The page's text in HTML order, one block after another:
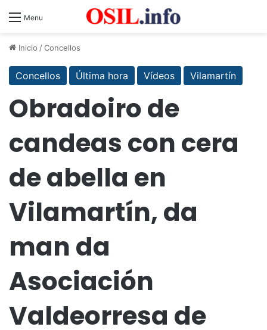
Menu
Inicio /Concellos
Concellos Última hora Vídeos Vilamartín
Obradoiro de
candeas con cera
de abella en
Vilamartín, da
man da
Asociación
Valdeorresa de